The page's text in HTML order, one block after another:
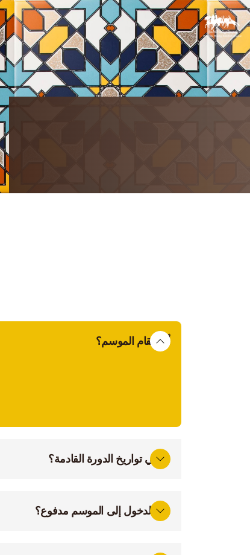
أين يقام الموسم؟
ما هي تواريخ الدورة القادمة؟
هل الدخول إلى الموسم مدفوع؟